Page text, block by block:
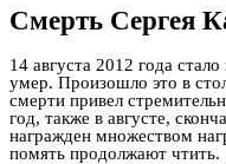
Смерть Сергея
14 августа 2012 года
умер. Произошло это в
смерти привел
год, также в августе,
награжден множеством
помять продолжают чтить.